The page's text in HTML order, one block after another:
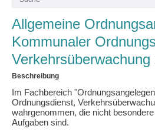
Allgemeine
Kommunaler
Verkehrsüberwachung
Beschreibung
Im Fachbereich
Ordnungsdienst,
wahrgenommen, die nicht
Aufgaben sind.